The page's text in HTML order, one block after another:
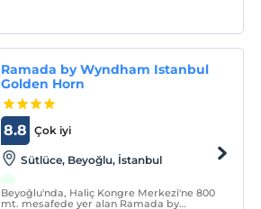
Ramada by Wyndham Istanbul
Golden Horn
Çok iyi
8.8
Sütlüce, Beyoğlu, İstanbul
Beyoğlu'nda, Haliç Kongre Merkezi'ne 800
mt. mesafede yer alan Ramada by